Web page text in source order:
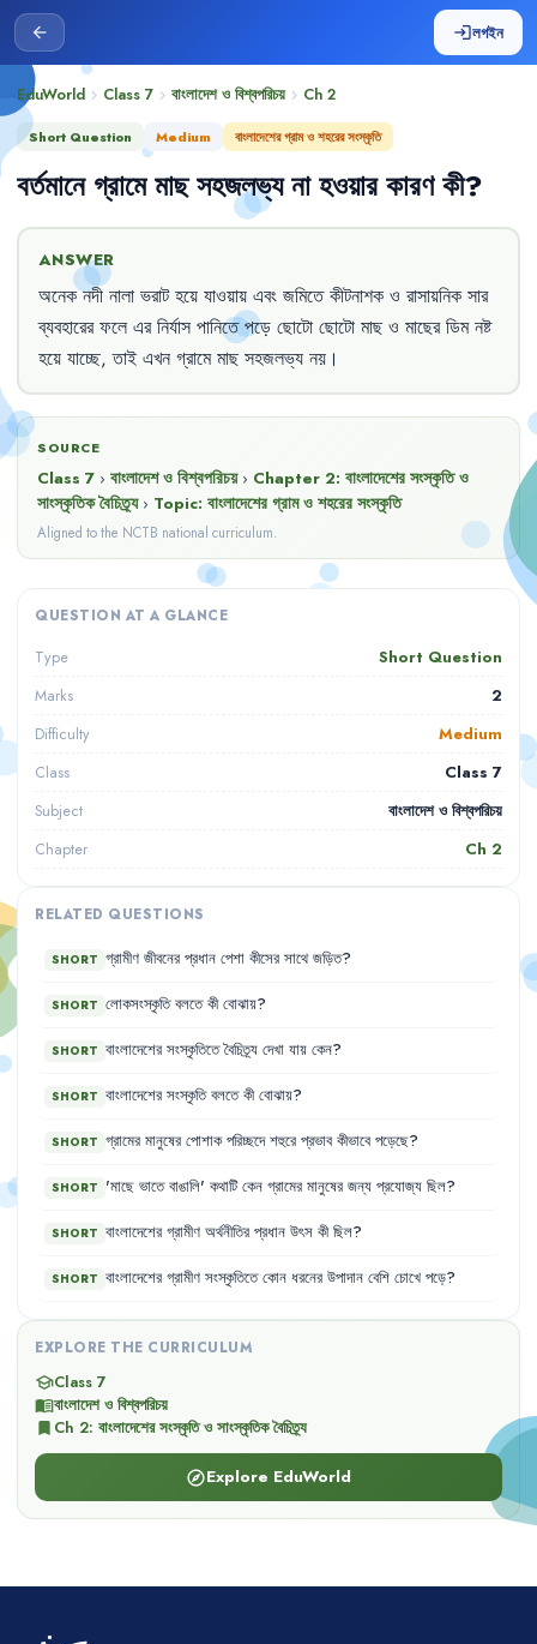
arrow_back loginলগইন
EduWorld chevron_right Class 7 chevron_right বাংলাদেশ ও বিশ্বপরিচয় chevron_right Ch 2
Short Question Medium বাংলাদেশের গ্রাম ও শহরের সংস্কৃতি
বর্তমানে গ্রামে মাছ সহজলভ্য না হওয়ার কারণ কী?
ANSWER
অনেক নদী নালা ভরাট হয়ে যাওয়ায় এবং জমিতে কীটনাশক ও রাসায়নিক সার
ব্যবহারের ফলে এর নির্যাস পানিতে পড়ে ছোটো ছোটো মাছ ও মাছের ডিম নষ্ট
হয়ে যাচ্ছে, তাই এখন গ্রামে মাছ সহজলভ্য নয়।
SOURCE
Class 7 › বাংলাদেশ ও বিশ্বপরিচয় › Chapter 2: বাংলাদেশের সংস্কৃতি ও
সাংস্কৃতিক বৈচিত্র্য › Topic: বাংলাদেশের গ্রাম ও শহরের সংস্কৃতি
Aligned to the NCTB national curriculum.
QUESTION AT A GLANCE
Type Short Question
Marks 2
Difficulty Medium
Class Class 7
Subject বাংলাদেশ ও বিশ্বপরিচয়
Chapter Ch 2
RELATED QUESTIONS
SHORT গ্রামীণ জীবনের প্রধান পেশা কীসের সাথে জড়িত?
SHORT লোকসংস্কৃতি বলতে কী বোঝায়?
SHORT বাংলাদেশের সংস্কৃতিতে বৈচিত্র্য দেখা যায় কেন?
SHORT বাংলাদেশের সংস্কৃতি বলতে কী বোঝায়?
SHORT গ্রামের মানুষের পোশাক পরিচ্ছদে শহুরে প্রভাব কীভাবে পড়েছে?
SHORT 'মাছে ভাতে বাঙালি' কথাটি কেন গ্রামের মানুষের জন্য প্রযোজ্য ছিল?
SHORT বাংলাদেশের গ্রামীণ অর্থনীতির প্রধান উৎস কী ছিল?
SHORT বাংলাদেশের গ্রামীণ সংস্কৃতিতে কোন ধরনের উপাদান বেশি চোখে পড়ে?
EXPLORE THE CURRICULUM
schoolClass 7
menu_bookবাংলাদেশ ও বিশ্বপরিচয়
bookmark Ch 2: বাংলাদেশের সংস্কৃতি ও সাংস্কৃতিক বৈচিত্র্য
exploreExplore EduWorld